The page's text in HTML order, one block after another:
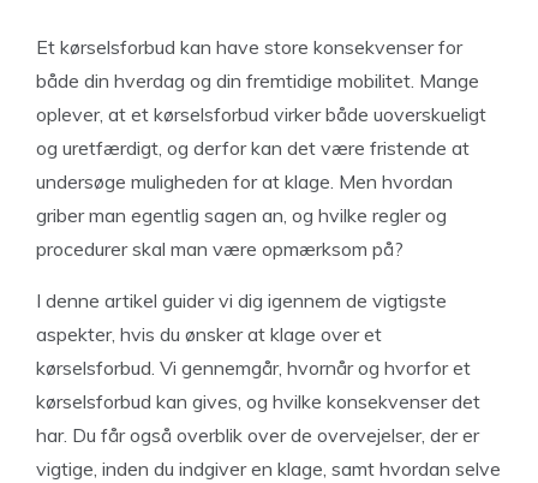
Et kørselsforbud kan have store konsekvenser for
både din hverdag og din fremtidige mobilitet. Mange
oplever, at et kørselsforbud virker både uoverskueligt
og uretfærdigt, og derfor kan det være fristende at
undersøge muligheden for at klage. Men hvordan
griber man egentlig sagen an, og hvilke regler og
procedurer skal man være opmærksom på?
I denne artikel guider vi dig igennem de vigtigste
aspekter, hvis du ønsker at klage over et
kørselsforbud. Vi gennemgår, hvornår og hvorfor et
kørselsforbud kan gives, og hvilke konsekvenser det
har. Du får også overblik over de overvejelser, der er
vigtige, inden du indgiver en klage, samt hvordan selve